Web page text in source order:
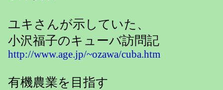
ユキさんが示していた、
小沢福子のキューバ訪問記
http://www.age.jp/~ozawa/cuba.htm
有機農業を目指す